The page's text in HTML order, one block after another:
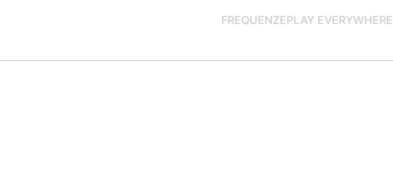
FREQUENZEPLAY EVERYWHERE